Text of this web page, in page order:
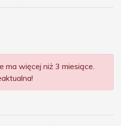
ma więcej niż 3 miesiące.